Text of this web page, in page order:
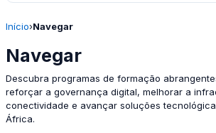
Início›Navegar
Navegar
Descubra programas de formação
reforçar a governança digital, melhorar a
conectividade e avançar soluções
África.